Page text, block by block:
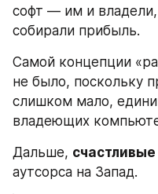
софт — им и
собирали прибыль.
Самой концепции
не было, поскольку
слишком мало,
владеющих
Дальше,
аутсорса на Запад.